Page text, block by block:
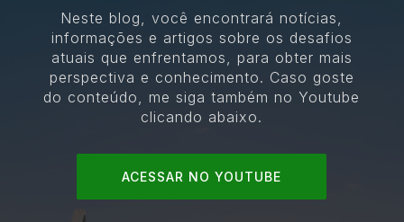
Neste blog, você encontrará notícias,
informações e artigos sobre os desafios
atuais que enfrentamos, para obter mais
perspectiva e conhecimento. Caso goste
do conteúdo, me siga também no Youtube
clicando abaixo.
ACESSAR NO YOUTUBE